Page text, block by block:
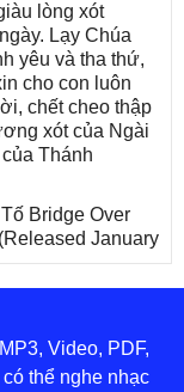
lòng xót
Lạy Chúa
yêu và tha thứ,
cho con luôn
chết cheo thập
xót của Ngài
Thánh
Bridge Over
January
Trình Bày:
Video, PDF,
thể nghe nhạc